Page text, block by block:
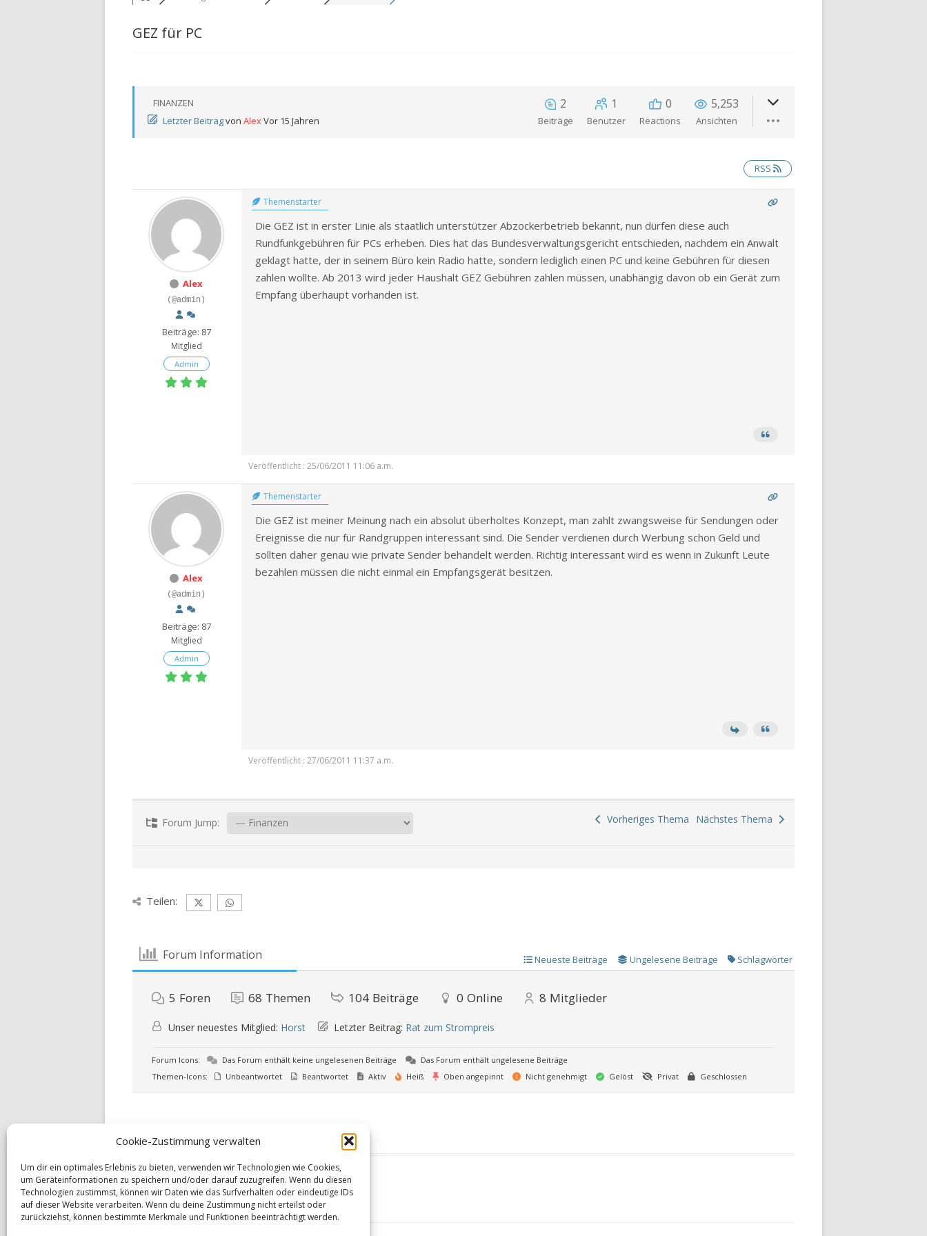
Cookie-Zustimmung verwalten
Um dir ein optimales Erlebnis zu bieten, verwenden wir Technologien wie Cookies,
um Geräteinformationen zu speichern und/oder darauf zuzugreifen. Wenn du diesen
Technologien zustimmst, können wir Daten wie das Surfverhalten oder eindeutige IDs
auf dieser Website verarbeiten. Wenn du deine Zustimmung nicht erteilst oder
zurückziehst, können bestimmte Merkmale und Funktionen beeinträchtigt werden.
UNFALLVERSICHERUNG –
ONLINERECHNER
RECHTSSCHUTZVERSICHERUNG –
ONLINERECHNER
HAUSRATVERSICHERUNG –
ONLINERECHNER
IM VERGLEICH
PRIVATE KRANKENVERSICHERUNG
VERGLEICH
PRIVATE KRANKENVERSICHERUNG
GEZ für PC
FINANZEN
Letzter Beitragvon AlexVor 15 Jahren
2
Beiträge
1
Benutzer
0
Reactions
5,253
Ansichten
RSS
Alex
(@admin)
Beiträge: 87
Mitglied
Admin
Themenstarter
Die GEZ ist in erster Linie als staatlich unterstützer Abzockerbetrieb bekannt, nun dürfen diese auch
Rundfunkgebühren für PCs erheben. Dies hat das Bundesverwaltungsgericht entschieden, nachdem ein Anwalt
geklagt hatte, der in seinem Büro kein Radio hatte, sondern lediglich einen PC und keine Gebühren für diesen
zahlen wollte. Ab 2013 wird jeder Haushalt GEZ Gebühren zahlen müssen, unabhängig davon ob ein Gerät zum
Empfang überhaupt vorhanden ist.
Veröffentlicht : 25/06/2011 11:06 a.m.
Alex
(@admin)
Beiträge: 87
Mitglied
Admin
Themenstarter
Die GEZ ist meiner Meinung nach ein absolut überholtes Konzept, man zahlt zwangsweise für Sendungen oder
Ereignisse die nur für Randgruppen interessant sind. Die Sender verdienen durch Werbung schon Geld und
sollten daher genau wie private Sender behandelt werden. Richtig interessant wird es wenn in Zukunft Leute
bezahlen müssen die nicht einmal ein Empfangsgerät besitzen.
Veröffentlicht : 27/06/2011 11:37 a.m.
Forum Jump: Vorheriges Thema Nächstes Thema
Teilen:
Forum Information Neueste Beiträge Ungelesene Beiträge Schlagwörter
5 Foren 68 Themen 104 Beiträge 0 Online 8 Mitglieder
Unser neuestes Mitglied: Horst Letzter Beitrag: Rat zum Strompreis
Forum Icons: Das Forum enthält keine ungelesenen Beiträge
Das Forum enthält ungelesene Beiträge
Themen-Icons:
Unbeantwortet Beantwortet Aktiv Heiß Oben angepinnt Nicht genehmigt Gelöst Privat Geschlossen